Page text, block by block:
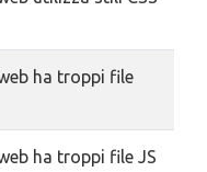
ha troppi file
ha troppi file JS